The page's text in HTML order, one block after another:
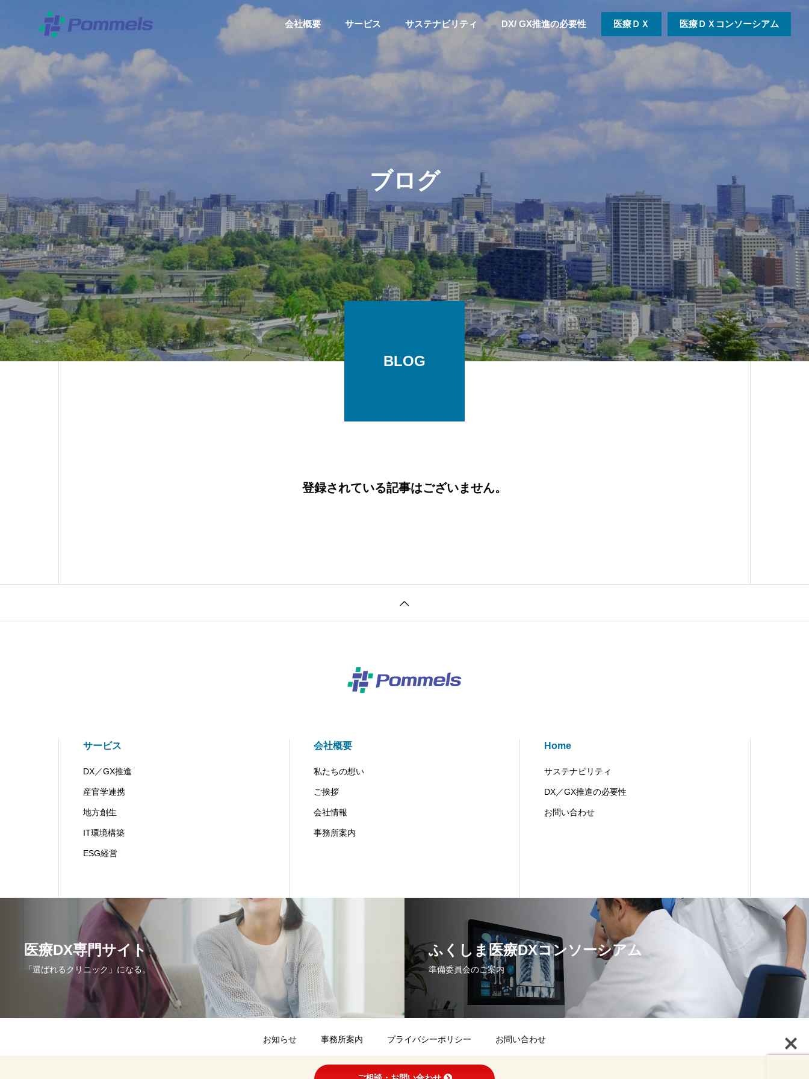
会社概要 サービス サステナビリティ DX/ GX推進の必要性 医療ＤＸ 医療ＤＸコンソーシアム
会社概要
私たちの想い ご挨拶 会社情報
事務所案内
サービス
DX／GX推進 ESG経営 産学連携 地方創生 IT環境構築
ブログ
BLOG
登録されている記事はございません。
サービス
DX／GX推進
産官学連携
地方創生
IT環境構築
ESG経営
会社概要
私たちの想い
ご挨拶
会社情報
事務所案内
Home
サステナビリティ
DX／GX推進の必要性
お問い合わせ
医療DX専門サイト
「選ばれるクリニック」になる。
ふくしま医療DXコンソーシアム
準備委員会のご案内
お知らせ 事務所案内 プライバシーポリシー お問い合わせ